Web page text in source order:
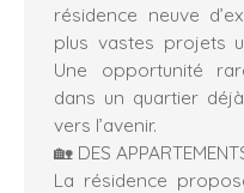
résidence neuve
plus vastes projets
Une opportunité
dans un quartier
vers l’avenir.
🏡 DES
La résidence